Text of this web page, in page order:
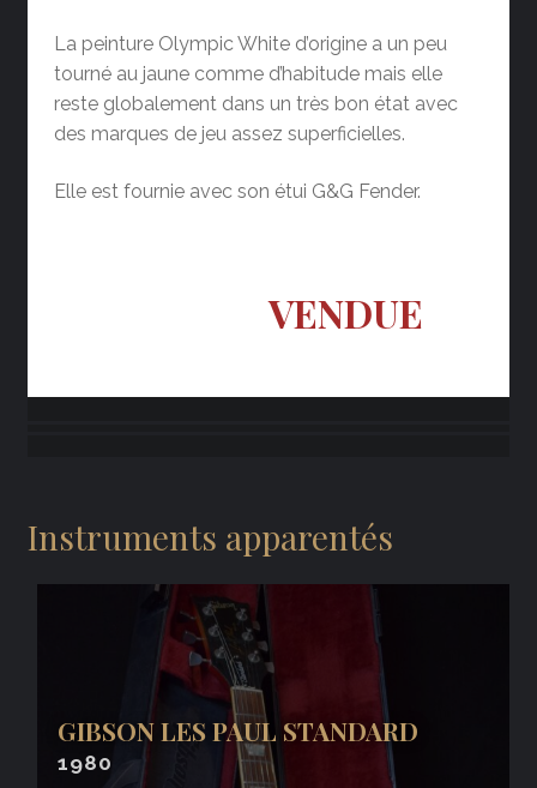
La peinture Olympic White d’origine a un peu
tourné au jaune comme d’habitude mais elle
reste globalement dans un très bon état avec
des marques de jeu assez superficielles.
Elle est fournie avec son étui G&G Fender.
VENDUE
Instruments apparentés
GIBSON LES PAUL STANDARD
1980